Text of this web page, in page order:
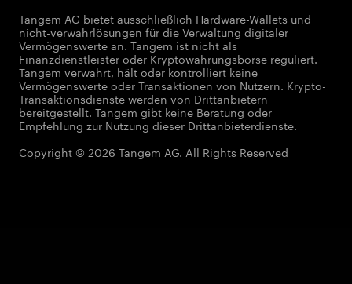
Tangem AG bietet ausschließlich Hardware-Wallets und
nicht-verwahrlösungen für die Verwaltung digitaler
Vermögenswerte an. Tangem ist nicht als
Finanzdienstleister oder Kryptowährungsbörse reguliert.
Tangem verwahrt, hält oder kontrolliert keine
Vermögenswerte oder Transaktionen von Nutzern. Krypto-
Transaktionsdienste werden von Drittanbietern
bereitgestellt. Tangem gibt keine Beratung oder
Empfehlung zur Nutzung dieser Drittanbieterdienste.